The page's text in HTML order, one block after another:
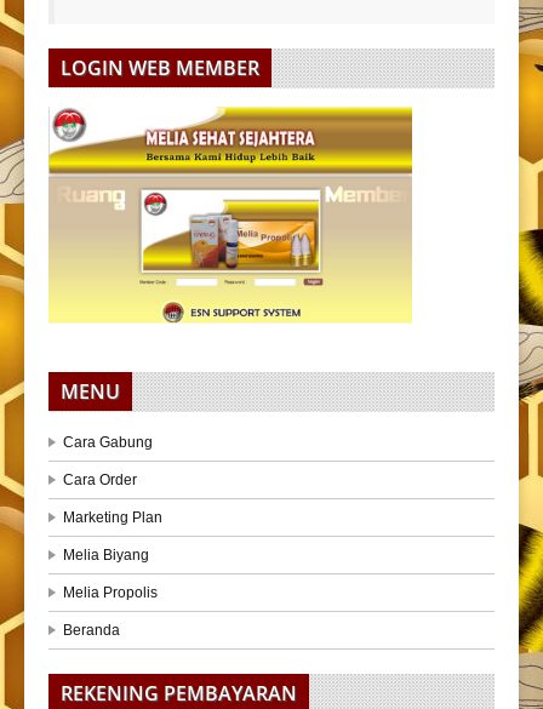
LOGIN WEB MEMBER
MENU
Cara Gabung
Cara Order
Marketing Plan
Melia Biyang
Melia Propolis
Beranda
REKENING PEMBAYARAN